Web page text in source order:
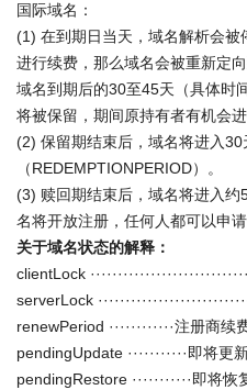
国际域名：
(1) 在到期日当天，域名解析会
进行续费，那么域名会被重新定
域名到期后的30至45天（具体时
将被保留，期间原持有者有机会进
(2) 保留期结束后，域名将进入30
（REDEMPTIONPERIOD）。
(3) 赎回期结束后，域名将进入
名将开放注册，任何人都可以申请
关于域名状态的解释：
clientLock
serverLock
renewPeriod ············注册商续
pendingUpdate ···········即将更
pendingRestore ···········即将恢